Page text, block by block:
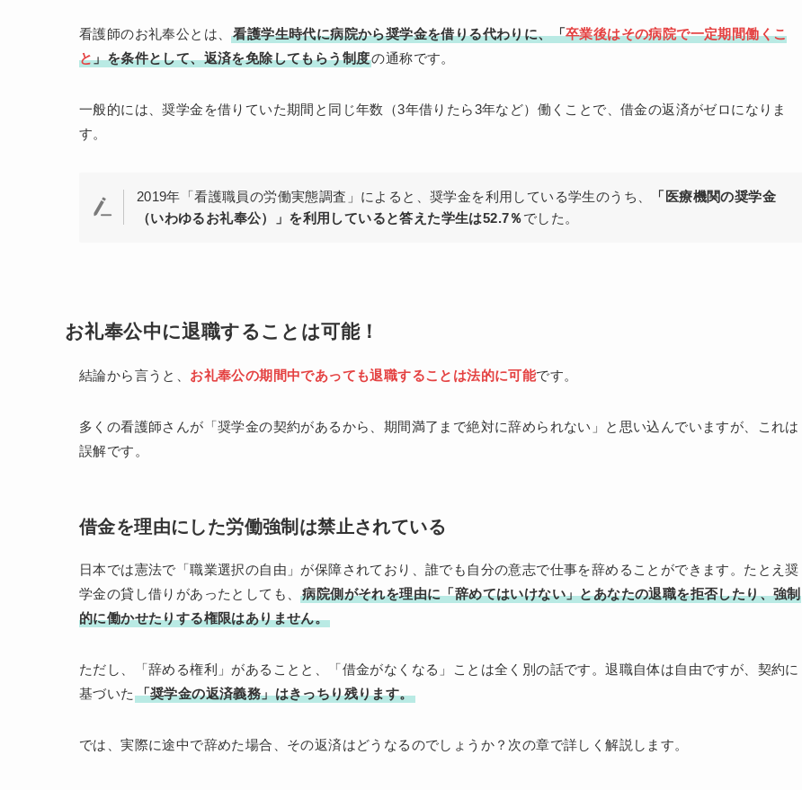
看護師のお礼奉公とは、看護学生時代に病院から奨学金を借りる代わりに、「卒業後はその病院で一定期間働くこ
と」を条件として、返済を免除してもらう制度の通称です。
一般的には、奨学金を借りていた期間と同じ年数（3年借りたら3年など）働くことで、借金の返済がゼロになりま
す。
2019年「看護職員の労働実態調査」によると、奨学金を利用している学生のうち、
「医療機関の奨学金
（いわゆるお礼奉公）」を利用していると答えた学生は52.7％でした。
お礼奉公中に退職することは可能！
結論から言うと、 お礼奉公の期間中であっても退職することは法的に可能です。
多くの看護師さんが「奨学金の契約があるから、期間満了まで絶対に辞められない」と思い込んでいますが、これは
誤解です。
借金を理由にした労働強制は禁止されている
日本では憲法で「職業選択の自由」が保障されており、誰でも自分の意志で仕事を辞めることができます。たとえ奨
学金の貸し借りがあったとしても、病院側がそれを理由に「辞めてはいけない」とあなたの退職を拒否したり、強制
的に働かせたりする権限はありません。
ただし、「辞める権利」があることと、「借金がなくなる」ことは全く別の話です。退職自体は自由ですが、契約に
基づいた 「奨学金の返済義務」はきっちり残ります。
では、実際に途中で辞めた場合、その返済はどうなるのでしょうか？次の章で詳しく解説します。